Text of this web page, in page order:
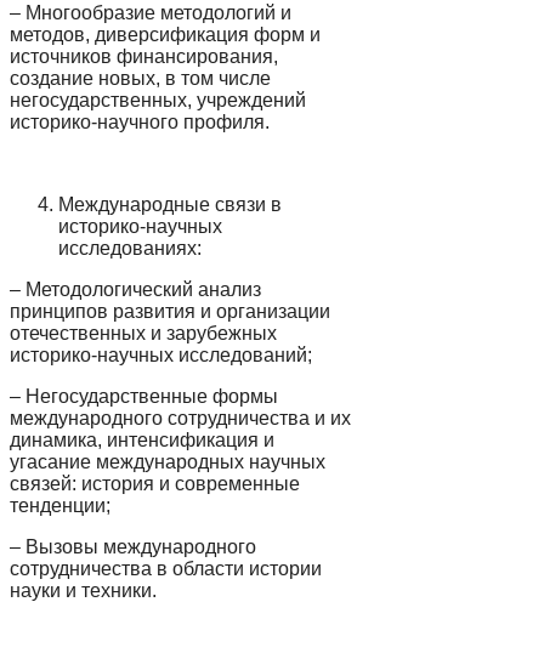
– Многообразие методологий и
методов, диверсификация форм и
источников финансирования,
создание новых, в том числе
негосударственных, учреждений
историко-научного профиля.
Международные связи в
историко-научных
исследованиях:
– Методологический анализ
принципов развития и организации
отечественных и зарубежных
историко-научных исследований;
– Негосударственные формы
международного сотрудничества и их
динамика, интенсификация и
угасание международных научных
связей: история и современные
тенденции;
– Вызовы международного
сотрудничества в области истории
науки и техники.